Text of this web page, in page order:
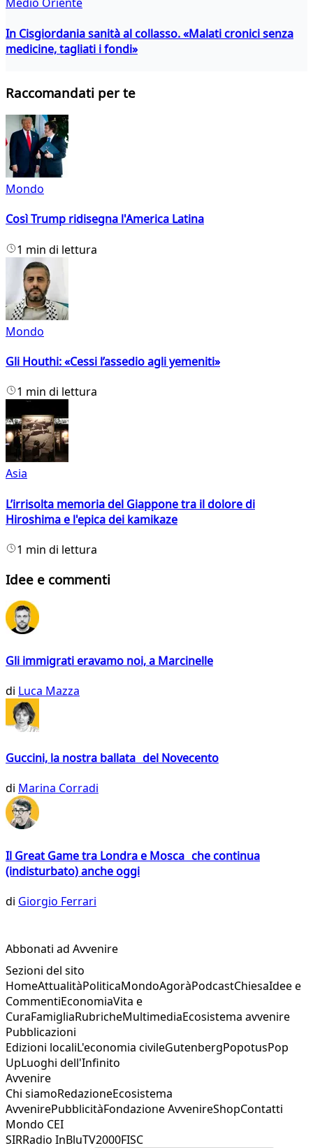
In Cisgiordania sanità al collasso. «Malati cronici senza
medicine, tagliati i fondi»
Raccomandati per te
Mondo
Così Trump ridisegna l'America Latina
1 min di lettura
Mondo
Gli Houthi: «Cessi l’assedio agli yemeniti»
1 min di lettura
Asia
L’irrisolta memoria del Giappone tra il dolore di
Hiroshima e l'epica dei kamikaze
1 min di lettura
Idee e commenti
Gli immigrati eravamo noi, a Marcinelle
di Luca Mazza
Guccini, la nostra ballata del Novecento
di Marina Corradi
Il Great Game tra Londra e Mosca che continua
(indisturbato) anche oggi
di Giorgio Ferrari
Abbonati ad Avvenire
Sezioni del sito
HomeAttualitàPoliticaMondoAgoràPodcastChiesaIdee e
CommentiEconomiaVita e
CuraFamigliaRubricheMultimediaEcosistema avvenire
Pubblicazioni
Edizioni localiL'economia civileGutenbergPopotusPop
UpLuoghi dell'Infinito
Avvenire
Chi siamoRedazioneEcosistema
AvvenirePubblicitàFondazione AvvenireShopContatti
Mondo CEI
SIRRadio InBluTV2000FISC